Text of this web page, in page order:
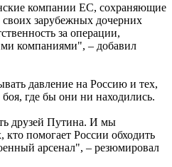
компании ЕС, сохраняющие
зарубежных дочерних
за операции,
компаниями", – добавил
давление на Россию и тех,
где бы они ни находились.
друзей Путина. И мы
кто помогает России обходить
арсенал", – резюмировал